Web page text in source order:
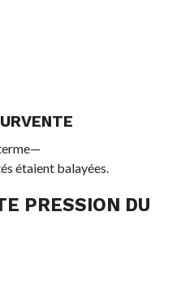
étaient balayées.
PRESSION DU